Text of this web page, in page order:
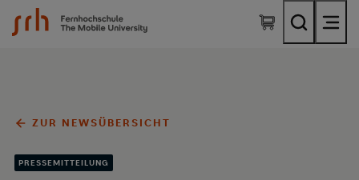
SRH Fernhochschule - The Mobile University
ZUR NEWSÜBERSICHT
PRESSEMITTEILUNG